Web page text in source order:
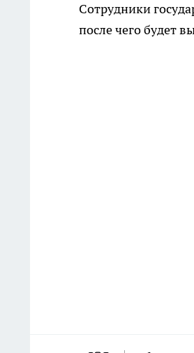
Сотрудники
после чего будет